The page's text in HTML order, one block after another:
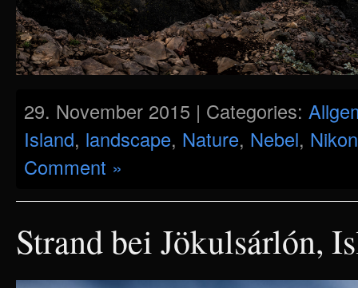
29. November 2015 | Categories:
Island, landscape, Nature, Nebel, Nikon
Comment »
Strand bei Jökulsárlón,